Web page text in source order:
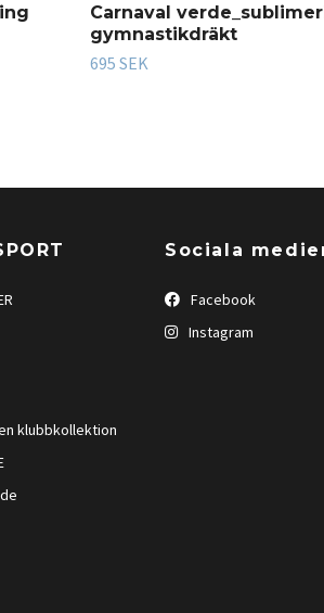
Carnaval
gymnastikdräkt
695 SEK
klubbkollektion
Sociala
Facebook
Instagram